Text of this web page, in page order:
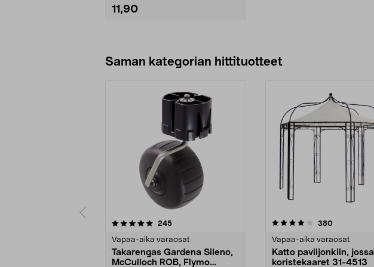
11,90
Saman kategorian hittituotteet
245arvostelut
Vapaa-aika varaosat
Takarengas Gardena Sileno,
McCulloch ROB, Flymo
4.0 viidestä
380arvostelut
Vapaa-aika varaosat
Katto paviljonkiin, jossa
koristekaaret 31-4513
4.5 viidestä